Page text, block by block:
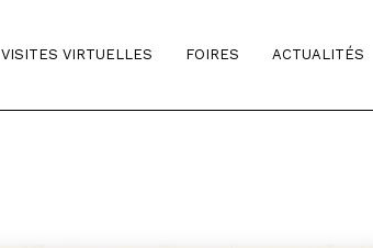
VISITES VIRTUELLES FOIRES ACTUALITÉS